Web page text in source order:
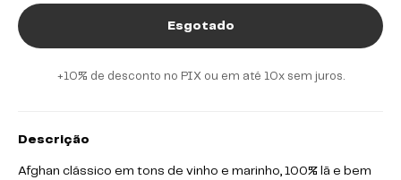
+10% de desconto no PIX ou em até 10x sem juros.
Descrição
Afghan clássico em tons de vinho e marinho, 100% lã e bem